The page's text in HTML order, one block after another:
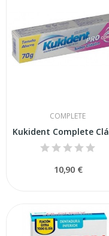
COMPLETE
10,90 €